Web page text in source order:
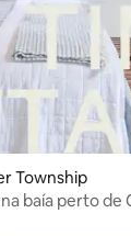
Township
baía perto de